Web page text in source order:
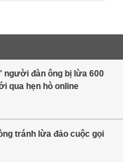
người đàn ông bị lừa 600
qua hẹn hò online
tránh lừa đảo cuộc gọi